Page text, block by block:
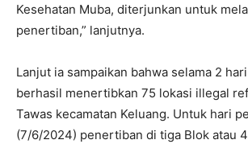
Kesehatan Muba, diterjunkan untuk
penertiban,” lanjutnya.
Lanjut ia sampaikan bahwa selama 2
berhasil menertibkan 75 lokasi illegal
Tawas kecamatan Keluang. Untuk hari
(7/6/2024) penertiban di tiga Blok atau